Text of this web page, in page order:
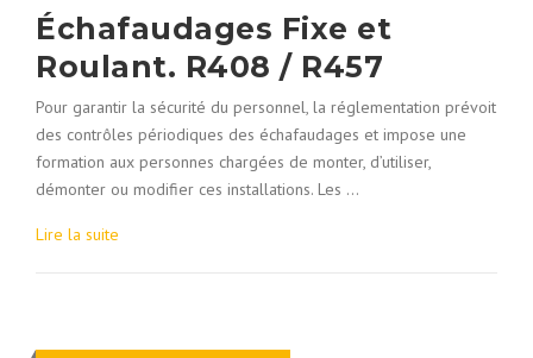
Échafaudages Fixe et
Roulant. R408 / R457
Pour garantir la sécurité du personnel, la réglementation prévoit
des contrôles périodiques des échafaudages et impose une
formation aux personnes chargées de monter, d’utiliser,
démonter ou modifier ces installations. Les …
Lire la suite